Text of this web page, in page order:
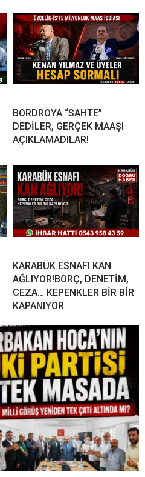
BORDROYA “SAHTE”
DEDİLER, GERÇEK MAAŞI
AÇIKLAMADILAR!
KARABÜK ESNAFI KAN
AĞLIYOR!BORÇ, DENETİM,
CEZA… KEPENKLER BİR BİR
KAPANIYOR